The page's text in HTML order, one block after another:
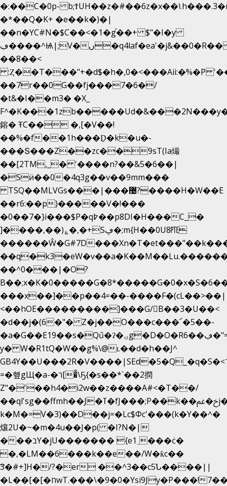
�:��C�0p- b;ϮUH��z�#��6z�x��ʅh���.
�*��Q�K+ �e��k�)�|
��n�YC#N�$C��<�1�g֡��+ $"�I�y
ڢ����^Ѩ|;V�ں�q4laf�ea'�j&��0�R�� J0O
��8��<
:Ȥ��T���"+�d$�h�,0�<���Aii:�%�P
��7r��0G��fj���7�6�/
�t&�I��m3� �X_
鎔� ŦC�� �,[�V��!
��%�f��1h���Ḏ�k�u�-
���Տ���Z��zc��9sT(Ia熶
��[2TM,_� '����n?��&5�6��|
�Sӥ��0�4q3g��v��9mm���
TSQ��MLVGs���|���޴?����H�W��E
��r6:��p)�����V�!���
�0��7�}i���$P�q߈��p8DI�H���C_�
]����,��)؏�,�+Sڥ�;m{H��0U8㉐
������Ŵ�G#7D
��^0���|�O?
���x��]��p��4=��-����F�(cL��>��|
<��hOE���������]���G/B��3�U��<
�d��j�(6�"� Z�j��O���c���՜�5��-
�a�G��E19��s�Qű�ʔ�ۍg�D�O�Rڢ��6�"=Uh����
y� W�R1tQ�W��g%\@ʟ��d�h��J^
=�헆gЩ�a-�ר[�̐\Ҕ{�s��*`��2撋
Z"�'��h4�i2w��z����A#<�T��/
��ql'sg��ffmh��J�ߠ�fJ���;P��k��خ�ﰬj��0��E8��6G���գN9?
k�M�=V�3)��D��j=�Lc$Φc'���(k�Y��^�
爙2U�~�m�4u��J�p( �I?N�|
���בY�jU������� {e1ˏ���ċ�
�,�LM��6���k��e��/W�ƙc��
͞3�#+]H�/?�er ��^3��c5Ն����||
�L��[�[�חwT.���\�9�0�Ysi9Jy�P���!7���,�>�P�z�k��-